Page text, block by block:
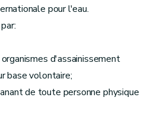
pour l'eau.
d'assainissement
base volontaire;
de toute personne physique